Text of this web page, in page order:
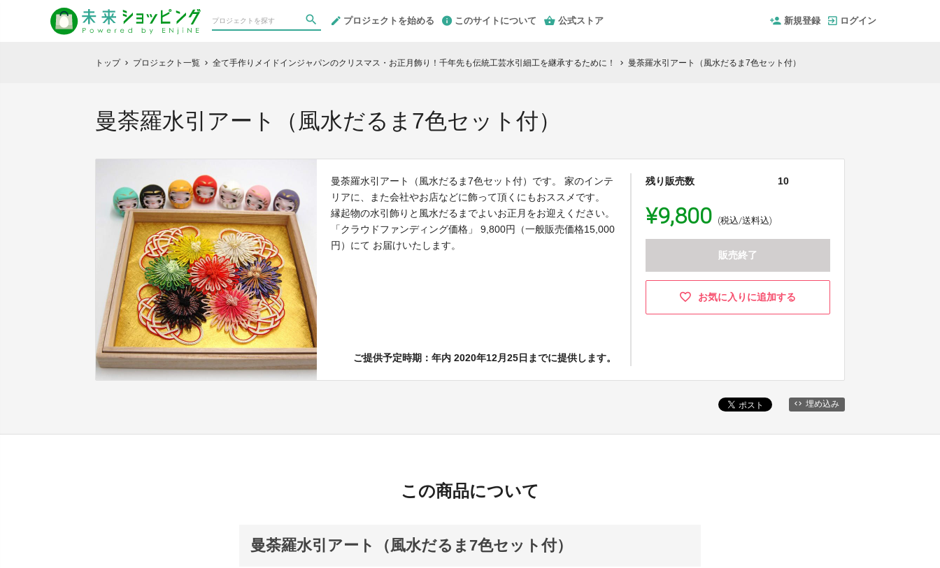
プロジェクトを始める このサイトについて 公式ストア 新規登録 ログイン
トップ chevron_right プロジェクト一覧 chevron_right 全て手作りメイドインジャパンのクリスマス・お正月飾り！千年先も伝統工芸水引細工を継承するために！ chevron_right 曼荼羅水引アート（風水だるま7色セット付）
曼荼羅水引アート（風水だるま7色セット付）
曼荼羅水引アート（風水だるま7色セット付）です。 家のインテ
リアに、また会社やお店などに飾って頂くにもおススメです。
縁起物の水引飾りと風水だるまでよいお正月をお迎えください。
「クラウドファンディング価格」 9,800円（一般販売価格15,000
円）にて お届けいたします。
ご提供予定時期：年内 2020年12月25日までに提供します。
残り販売数 10
¥9,800 (税込/送料込)
販売終了
お気に入りに追加する
埋め込み
この商品について
曼荼羅水引アート（風水だるま7色セット付）